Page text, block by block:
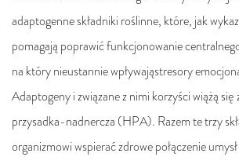
adaptogenne składniki roślinne, które, jak
pomagają poprawić funkcjonowanie
na który nieustannie wpływająstresory
Adaptogeny i związane z nimi korzyści wiążą
przysadka-nadnercza (HPA). Razem te trzy
organizmowi wspierać zdrowe połączenie